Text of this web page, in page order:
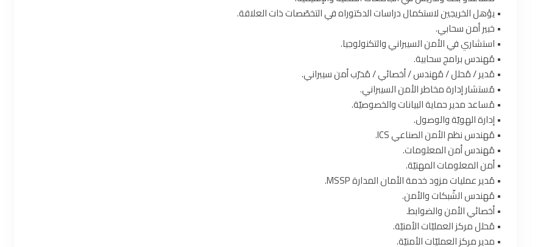
• يؤهل الخريجين لاستكمال دراسات الدكتوراه في التخصّصات ذات العلاقة.
• خبير أمن سحابي.
• استشاري في الأمن السيبراني والتكنولوجيا.
• مُهندس برامج سحابية.
• مُدير / مُحلل / مُهندس / أخصائي / مُدرّب أمن سيبراني.
• مُستشار إدارة مخاطر الأمن السيبراني.
• مُساعد مدير حماية البيانات والخصوصيّة.
• إدارة الهويّة والوصول.
• مُهندس نظم الأمن الصناعي ICS.
• مُهندس أمن المعلومات.
• أمن المعلومات المهنيّة.
• مُدير عمليات مزود خدمة الأمان المدارة MSSP.
• مُهندس الشّبكات والأمن.
• أخصائي الأمن والضوابط.
• مُحلل مركز العمليّات الأمنيّة.
• مدير مركز العمليّات الأمنيّة.